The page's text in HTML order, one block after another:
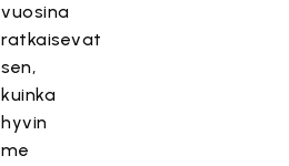
vuosina
ratkaisevat
sen,
kuinka
hyvin
me